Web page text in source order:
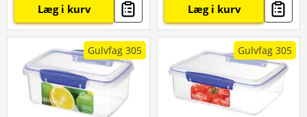
Læg i kurv Læg i kurv
Gulvfag 305 Gulvfag 305